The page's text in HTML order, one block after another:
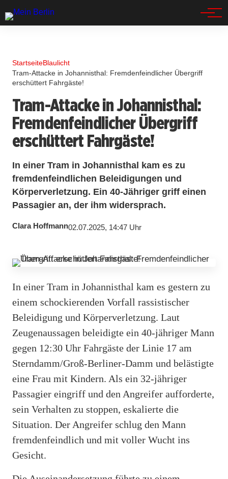
StartseiteBlaulicht
Tram-Attacke in Johannisthal: Fremdenfeindlicher Übergriff
erschüttert Fahrgäste!
Tram-Attacke in Johannisthal:
Fremdenfeindlicher Übergriff
erschüttert Fahrgäste!
In einer Tram in Johannisthal kam es zu
fremdenfeindlichen Beleidigungen und
Körperverletzung. Ein 40-Jähriger griff einen
Passagier an, der ihm widersprach.
Clara Hoffmann02.07.2025, 14:47 Uhr
In einer Tram in Johannisthal kam es gestern zu
einem schockierenden Vorfall rassistischer
Beleidigung und Körperverletzung. Laut
Zeugenaussagen beleidigte ein 40-jähriger Mann
gegen 12:30 Uhr Fahrgäste der Linie 17 am
Sterndamm/Groß-Berliner-Damm und belästigte
eine Frau mit Kindern. Als ein 32-jähriger
Passagier eingriff und den Angreifer aufforderte,
sein Verhalten zu stoppen, eskalierte die
Situation. Der Angreifer schlug den Mann
fremdenfeindlich und mit voller Wucht ins
Gesicht.